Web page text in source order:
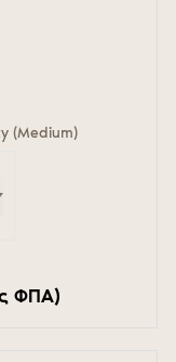
(Medium)
ΦΠΑ)